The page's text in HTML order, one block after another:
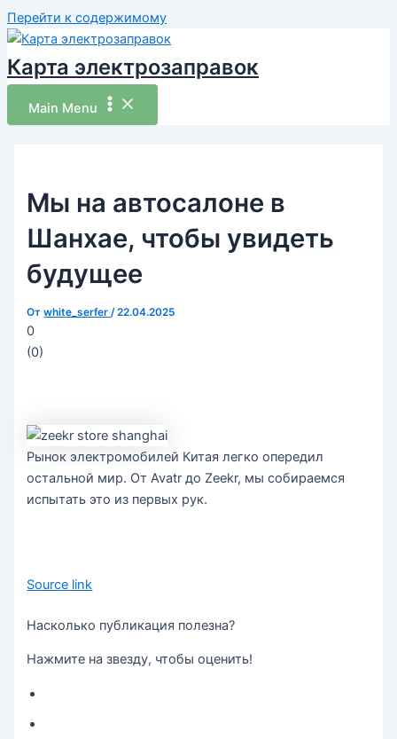
Перейти к содержимому
Карта электрозаправок
Main Menu
Мы на автосалоне в
Шанхае, чтобы увидеть
будущее
Отwhite_serfer/22.04.2025
0
(0)
Рынок электромобилей Китая легко опередил
остальной мир. От Avatr до Zeekr, мы собираемся
испытать это из первых рук.
Source link
Насколько публикация полезна?
Нажмите на звезду, чтобы оценить!